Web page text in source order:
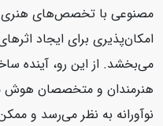
مصنوعی با تخصص‌های هنری و
امکان‌پذیری برای ایجاد
می‌بخشد. از این رو، آینده
هنرمندان و متخصصان هوش
نوآورانه به نظر می‌رسد و